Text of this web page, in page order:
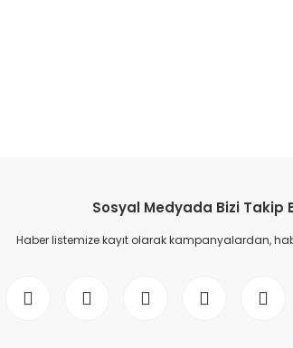
Sosyal Medyada Bizi Takip
Haber listemize kayıt olarak kampanyalardan,